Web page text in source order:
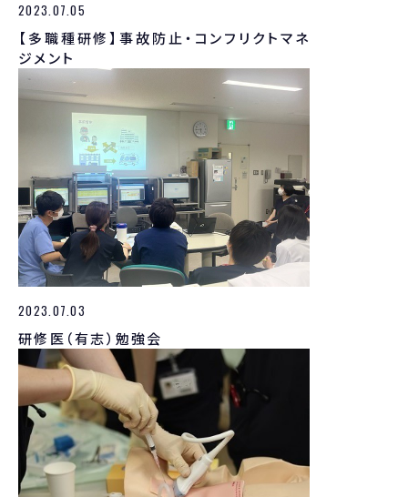
2023.07.05
【多職種研修】事故防止・コンフリクトマネ
ジメント
2023.07.03
研修医（有志）勉強会